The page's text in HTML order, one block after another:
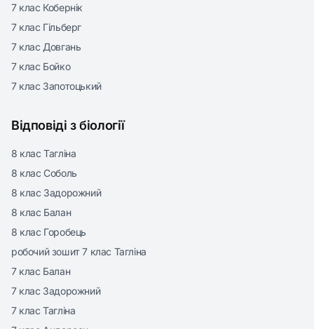
7 клас Кобернік
7 клас Гільберг
7 клас Довгань
7 клас Бойко
7 клас Запотоцький
Відповіді з біології
8 клас Тагліна
8 клас Соболь
8 клас Задорожний
8 клас Балан
8 клас Горобець
робочий зошит 7 клас Тагліна
7 клас Балан
7 клас Задорожний
7 клас Тагліна